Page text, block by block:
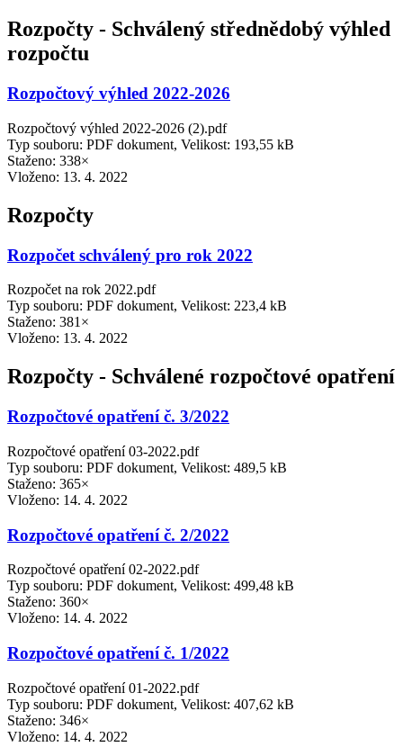
Rozpočty - Schválený střednědobý výhled
rozpočtu
Rozpočtový výhled 2022-2026
Rozpočtový výhled 2022-2026 (2).pdf
Typ souboru: PDF dokument, Velikost: 193,55 kB
Staženo: 338×
Vloženo: 13. 4. 2022
Rozpočty
Rozpočet schválený pro rok 2022
Rozpočet na rok 2022.pdf
Typ souboru: PDF dokument, Velikost: 223,4 kB
Staženo: 381×
Vloženo: 13. 4. 2022
Rozpočty - Schválené rozpočtové opatření
Rozpočtové opatření č. 3/2022
Rozpočtové opatření 03-2022.pdf
Typ souboru: PDF dokument, Velikost: 489,5 kB
Staženo: 365×
Vloženo: 14. 4. 2022
Rozpočtové opatření č. 2/2022
Rozpočtové opatření 02-2022.pdf
Typ souboru: PDF dokument, Velikost: 499,48 kB
Staženo: 360×
Vloženo: 14. 4. 2022
Rozpočtové opatření č. 1/2022
Rozpočtové opatření 01-2022.pdf
Typ souboru: PDF dokument, Velikost: 407,62 kB
Staženo: 346×
Vloženo: 14. 4. 2022